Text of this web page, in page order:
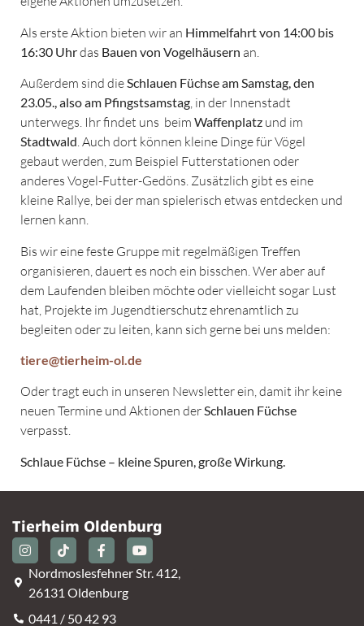
Als erste Aktion bieten wir an Himmelfahrt von 14:00 bis
16:30 Uhrdas Bauen von Vogelhäusern an.
Außerdem sind dieSchlauen Füchse am Samstag, den
23.05., also am Pfingstsamstag, in der Innenstadt
unterwegs. Ihr findet uns beim Waffenplatz und im
Stadtwald. Auch dort können kleine Dinge für Vögel
gebaut werden, zum Beispiel Futterstationen oder
anderes Vogel-Futter-Gedöns. Zusätzlich gibt es eine
kleine Rallye, bei der man spielerisch etwas entdecken und
lernen kann.
Bis wir eine feste Gruppe mit regelmäßigen Treffen
organisieren, dauert es noch ein bisschen. Wer aber auf
dem Laufenden bleiben möchte oder vielleicht sogar Lust
hat, Projekte im Jugendtierschutz ehrenamtlich zu
begleiten oder zu leiten, kann sich gerne bei uns melden:
tiere@tierheim-ol.de
Oder tragt euch in unseren Newsletter ein, damit ihr keine
neuen Termine und Aktionen derSchlauen Füchse
verpasst.
Schlaue Füchse – kleine Spuren, große Wirkung.
Tierheim Oldenburg
Nordmoslesfehner Str. 412,
26131 Oldenburg
0441 / 50 42 93